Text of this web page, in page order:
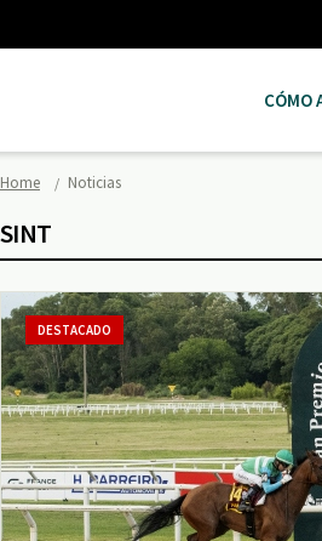
CÓMO
Home Noticias
SINT
DESTACADO